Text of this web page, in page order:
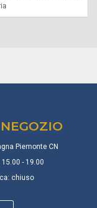
Piemonte CN
- 19.00
chiuso